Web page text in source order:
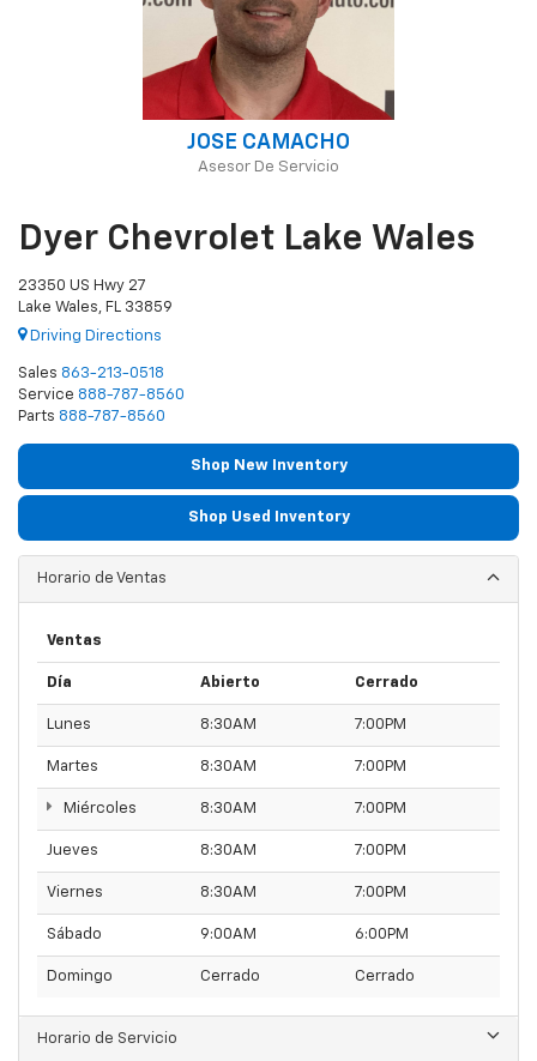
JOSE CAMACHO
Asesor De Servicio
Dyer Chevrolet Lake Wales
23350 US Hwy 27
Lake Wales, FL 33859
Driving Directions
Sales 863-213-0518
Service 888-787-8560
Parts 888-787-8560
Shop New Inventory
Shop Used Inventory
Horario de Ventas
Ventas
Día Abierto Cerrado
Lunes 8:30AM 7:00PM
Martes 8:30AM 7:00PM
Miércoles 8:30AM 7:00PM
Jueves 8:30AM 7:00PM
Viernes 8:30AM 7:00PM
Sábado 9:00AM 6:00PM
Domingo Cerrado Cerrado
Horario de Servicio